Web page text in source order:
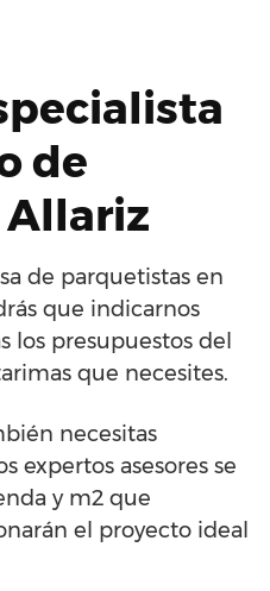
de
de parquetistas en
que indicarnos
los presupuestos del
que necesites.
necesitas
expertos asesores se
y m2 que
el proyecto ideal